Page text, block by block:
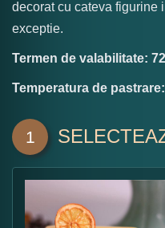
decorat cu cateva figurine
exceptie.
Termen de valabilitate:
Temperatura de
1